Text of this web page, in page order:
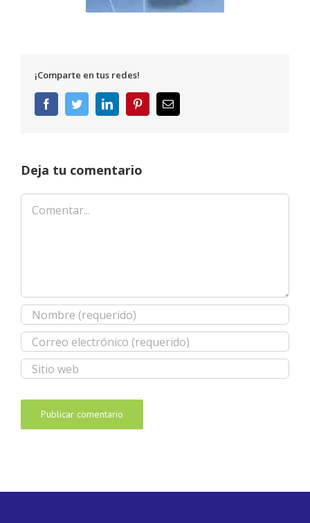
¡Comparte en tus redes!
FacebookTwitterLinkedInPinterestCorreo
electrónico
Deja tu comentario
Comentar